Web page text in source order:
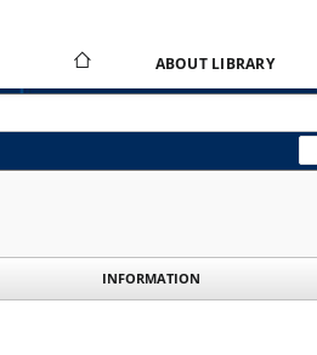
ABOUT LIBRARY
INFORMATION